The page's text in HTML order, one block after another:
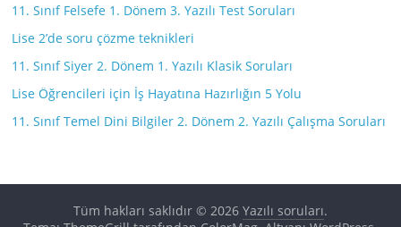
11. Sınıf Felsefe 1. Dönem 3. Yazılı Test Soruları
Lise 2’de soru çözme teknikleri
11. Sınıf Siyer 2. Dönem 1. Yazılı Klasik Soruları
Lise Öğrencileri için İş Hayatına Hazırlığın 5 Yolu
11. Sınıf Temel Dini Bilgiler 2. Dönem 2. Yazılı Çalışma Soruları
Tüm hakları saklıdır © 2026 Yazılı soruları.